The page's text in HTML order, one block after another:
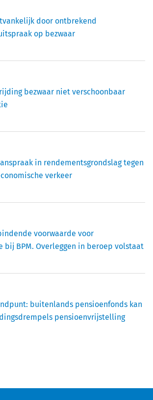
door ontbrekend
op bezwaar
bezwaar niet verschoonbaar
in rendementsgrondslag tegen
verkeer
voorwaarde voor
bij BPM. Overleggen in beroep volstaat
buitenlands pensioenfonds kan
pensioenvrijstelling